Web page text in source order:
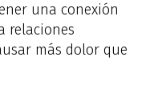
una conexión
relaciones
más dolor que